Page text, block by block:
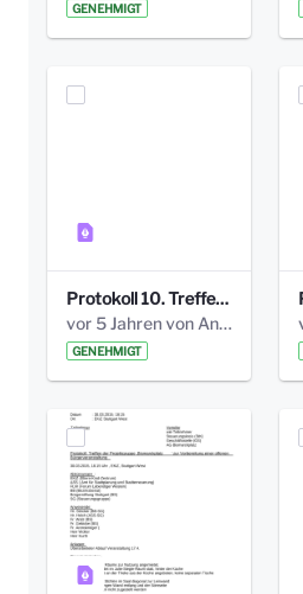
GENEHMIGT
Protokoll 10. Treffen 20150720 AG Bismarckplatz.pdf
vor 5 Jahren von Anni Schlumberger
GENEHMIGT